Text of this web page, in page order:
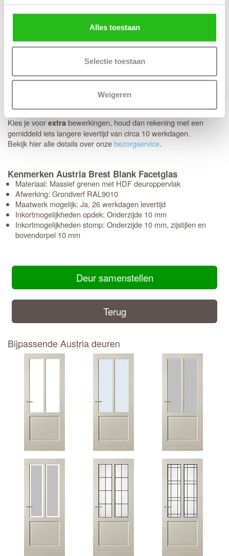
Alles toestaan
Selectie toestaan
Weigeren
Thuisbezorgd in 5 werkdagen
Je nieuwe deuren worden met de grootste zorg bij je thuis
afgeleverd. Wij maken gebruik van het gespecialiseerde transport
van Voordeeldeuren, zodat je bestelling in topconditie aankomt.
een later bezorgmoment inplannen dat jou beter uitkomt.
bewerkingen? Dan kunnen we
deze al binnen 5 werkdagen bij jethuisbezorgen.
Kies je voorextrabewerkingen, houd dan rekening met een
gemiddeld iets langere levertijd van circa 10 werkdagen.
Bekijk hier alle details over onzebezorgservice.
Kenmerken Austria Brest Blank Facetglas
Materiaal: Massief grenen met HDF deuroppervlak
Afwerking: Grondverf RAL9010
Maatwerk mogelijk: Ja, 26 werkdagen levertijd
Inkortmogelijkheden opdek: Onderzijde 10 mm
Inkortmogelijkheden stomp: Onderzijde 10 mm, zijstijlen en
bovendorpel 10 mm
Deur samenstellen
Terug
Bijpassende Austria deuren